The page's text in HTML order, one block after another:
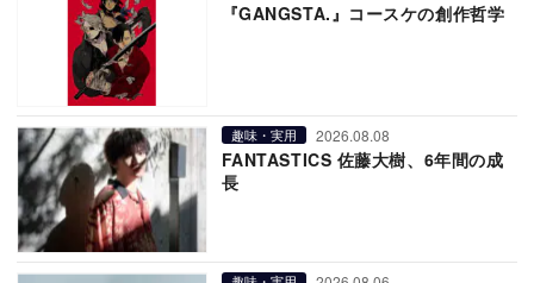
『GANGSTA.』コースケの創作哲学
趣味・実用 2026.08.08
FANTASTICS 佐藤大樹、6年間の成
長